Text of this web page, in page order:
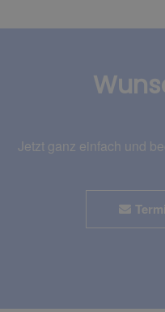
Jetzt ganz einfach und